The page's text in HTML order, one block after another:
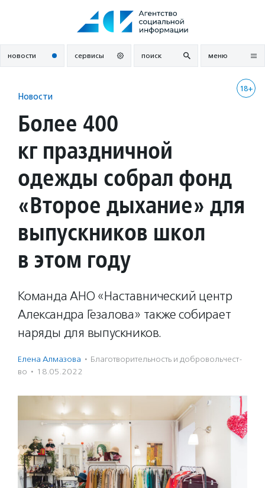
новости сервисы поиск меню
18+
Новости
Более 400
кг праздничной
одежды собрал фонд
«Второе дыхание» для
выпускников школ
в этом году
Команда АНО «Наставнический центр
Александра Гезалова» также собирает
наряды для выпускников.
Елена Алмазова · Благотвори­тель­ность и доброволь­чест­
во · 18.05.2022